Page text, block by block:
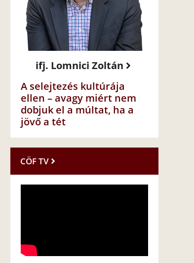
ifj. Lomnici Zoltán
A selejtezés kultúrája
ellen – avagy miért nem
dobjuk el a múltat, ha a
jövő a tét
CÖF TV